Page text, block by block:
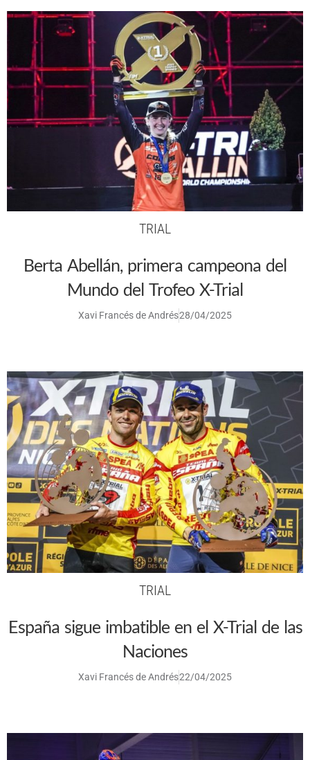
TRIAL
Berta Abellán, primera campeona del
Mundo del Trofeo X-Trial
Xavi Francés de Andrés28/04/2025
TRIAL
España sigue imbatible en el X-Trial de las
Naciones
Xavi Francés de Andrés22/04/2025